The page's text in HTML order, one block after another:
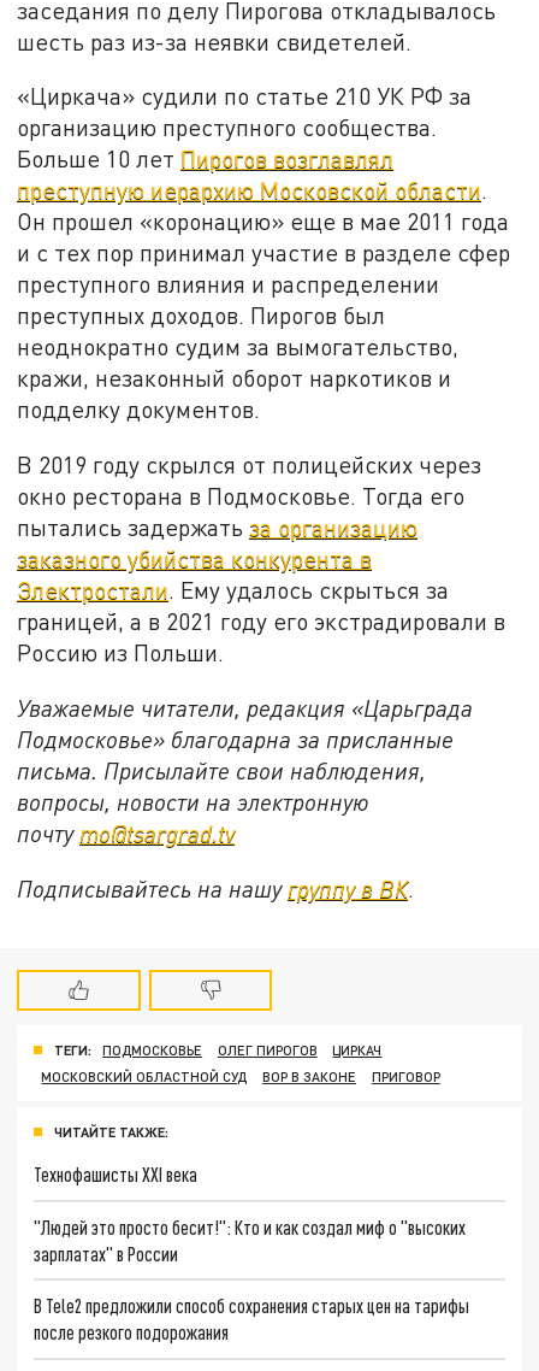
заседания по делу Пирогова откладывалось
шесть раз из-за неявки свидетелей.
«Циркача» судили по статье 210 УК РФ за
организацию преступного сообщества.
Больше 10 лет Пирогов возглавлял
преступную иерархию Московской области.
Он прошел «коронацию» еще в мае 2011 года
и с тех пор принимал участие в разделе сфер
преступного влияния и распределении
преступных доходов. Пирогов был
неоднократно судим за вымогательство,
кражи, незаконный оборот наркотиков и
подделку документов.
В 2019 году скрылся от полицейских через
окно ресторана в Подмосковье. Тогда его
пытались задержатьза организацию
заказного убийства конкурента в
Электростали. Ему удалось скрыться за
границей, а в 2021 году его экстрадировали в
Россию из Польши.
Уважаемые читатели, редакция «Царьграда
Подмосковье» благодарна за присланные
письма. Присылайте свои наблюдения,
вопросы, новости на электронную
почту mo@tsargrad.tv
Подписывайтесь на нашу группу в ВК.
ТЕГИ: ПОДМОСКОВЬЕ ОЛЕГ ПИРОГОВ
ЦИРКАЧ
МОСКОВСКИЙ ОБЛАСТНОЙ СУД
ВОР В ЗАКОНЕ ПРИГОВОР
ЧИТАЙТЕ ТАКЖЕ:
Технофашисты XXI века
"Людей это просто бесит!": Кто и как создал миф о "высоких
зарплатах" в России
В Tele2 предложили способ сохранения старых цен на тарифы
после резкого подорожания